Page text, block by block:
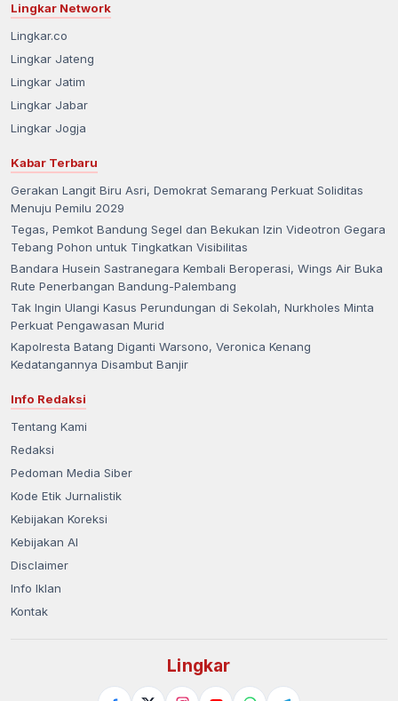
Lingkar Network
Lingkar.co
Lingkar Jateng
Lingkar Jatim
Lingkar Jabar
Lingkar Jogja
Kabar Terbaru
Gerakan Langit Biru Asri, Demokrat Semarang Perkuat Soliditas
Menuju Pemilu 2029
Tegas, Pemkot Bandung Segel dan Bekukan Izin Videotron Gegara
Tebang Pohon untuk Tingkatkan Visibilitas
Bandara Husein Sastranegara Kembali Beroperasi, Wings Air Buka
Rute Penerbangan Bandung-Palembang
Tak Ingin Ulangi Kasus Perundungan di Sekolah, Nurkholes Minta
Perkuat Pengawasan Murid
Kapolresta Batang Diganti Warsono, Veronica Kenang
Kedatangannya Disambut Banjir
Info Redaksi
Tentang Kami
Redaksi
Pedoman Media Siber
Kode Etik Jurnalistik
Kebijakan Koreksi
Kebijakan AI
Disclaimer
Info Iklan
Kontak
Lingkar